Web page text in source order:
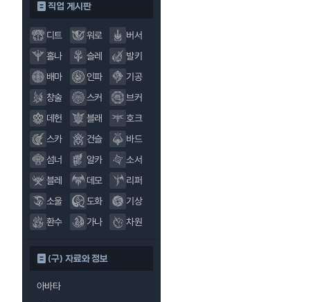
직업 게시판
디트 워로
버서
홀나
슬레
발키
배마
인파
기공
창술
스커
브커
데헌
블래
호크
스카
건슬
바드
섬너
알카
소서
블레
데모
리퍼
소울
도화
기상
환수
가나 차원
(구) 자료와 정보
아바타